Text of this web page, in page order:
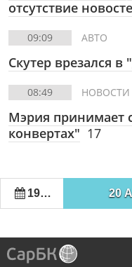
отсутствие
09:09 АВТО
Скутер врезался в
08:49 НОВОСТИ
Мэрия принимает
конвертах" 17
19 АВГУСТА 2013 20